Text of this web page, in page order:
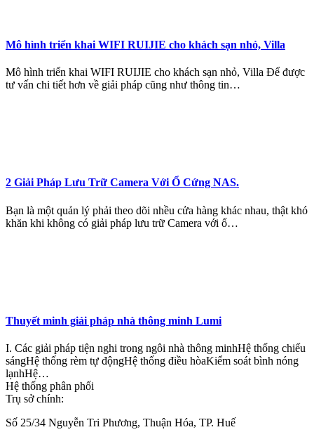
Mô hình triển khai WIFI RUIJIE cho khách sạn nhỏ, Villa
Mô hình triển khai WIFI RUIJIE cho khách sạn nhỏ, Villa Để được
tư vấn chi tiết hơn về giải pháp cũng như thông tin…
2 Giải Pháp Lưu Trữ Camera Với Ổ Cứng NAS.
Bạn là một quản lý phải theo dõi nhều cửa hàng khác nhau, thật khó
khăn khi không có giải pháp lưu trữ Camera với ổ…
Thuyết minh giải pháp nhà thông minh Lumi
I. Các giải pháp tiện nghi trong ngôi nhà thông minhHệ thống chiếu
sángHệ thống rèm tự độngHệ thống điều hòaKiểm soát bình nóng
lạnhHệ…
Hệ thống phân phối
Trụ sở chính:
Số 25/34 Nguyễn Tri Phương, Thuận Hóa, TP. Huế